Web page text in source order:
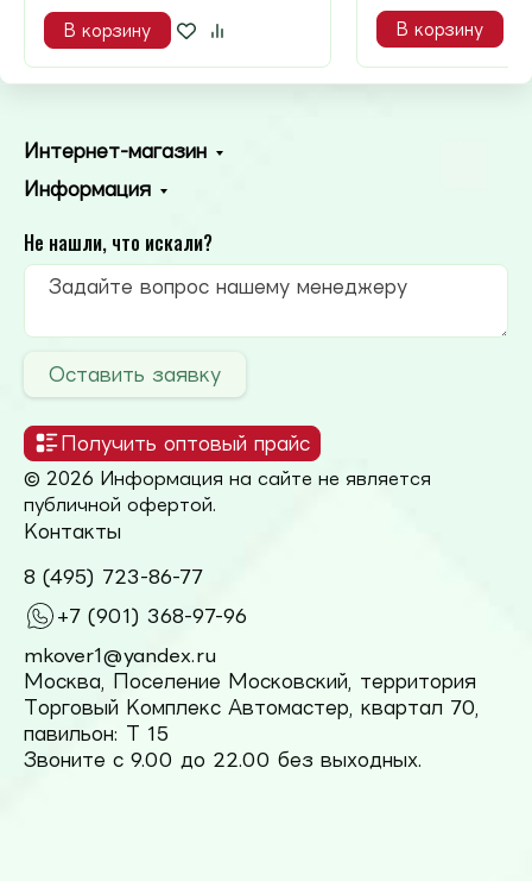
В корзину В корзину
Интернет-магазин
Информация
Не нашли, что искали?
Оставить заявку
Получить оптовый прайс
© 2026 Информация на сайте не является
публичной офертой.
Контакты
8 (495) 723-86-77
+7 (901) 368-97-96
mkover1@yandex.ru
Москва, Поселение Московский, территория
Торговый Комплекс Автомастер, квартал 70,
павильон: Т 15
Звоните с 9.00 до 22.00 без выходных.